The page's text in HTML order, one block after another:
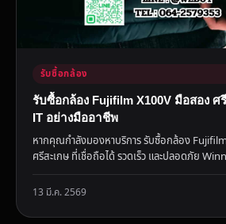
รับซื้อกล้อง
รับซื้อกล้อง Fujifilm X100V มือสอง ศ
IT อย่างมืออาชีพ
หากคุณกำลังมองหาบริการ รับซื้อกล้อง
ศรีสะเกษ ที่เชื่อถือได้ รวดเร็ว และปลอดภัย
13 มี.ค. 2569